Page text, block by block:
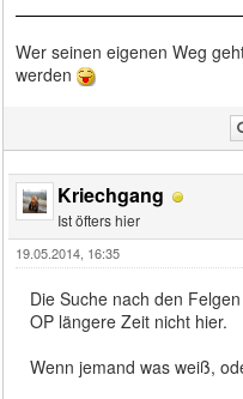
Wer seinen eigenen Weg
werden
Kriechgang
Ist öfters hier
19.05.2014, 16:35
Die Suche nach den
OP längere Zeit nicht hier.
Wenn jemand was weiß,